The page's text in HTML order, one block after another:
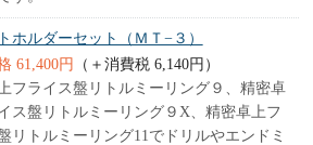
ホルダーセット（ＭＴ−３）
61,400円
（＋消費税 6,140円）
フライス盤リトルミーリング９、精密卓
ス盤リトルミーリング９X、精密卓上フ
リトルミーリング11でドリルやエンドミ